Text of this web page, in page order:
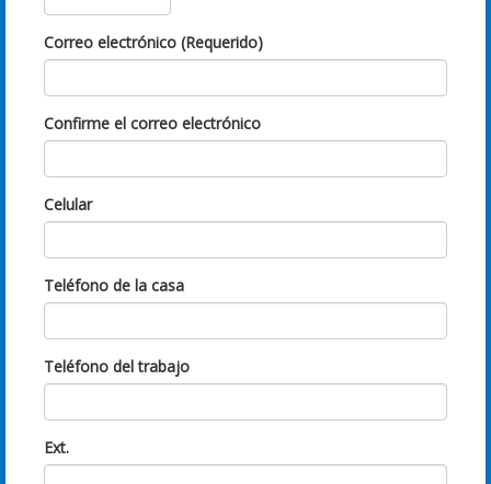
Correo electrónico (Requerido)
Confirme el correo electrónico
Celular
Teléfono de la casa
Teléfono del trabajo
Ext.